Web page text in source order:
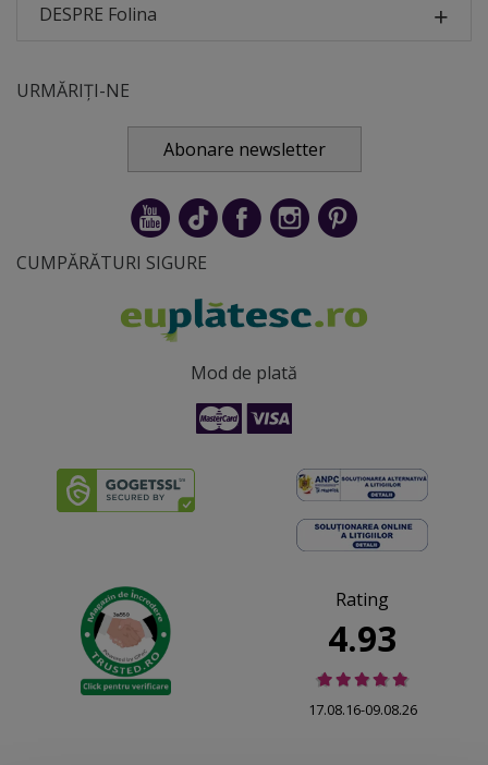
DESPRE Folina
URMĂRIȚI-NE
Abonare newsletter
CUMPĂRĂTURI SIGURE
Mod de plată
Rating
4.93
17.08.16-09.08.26